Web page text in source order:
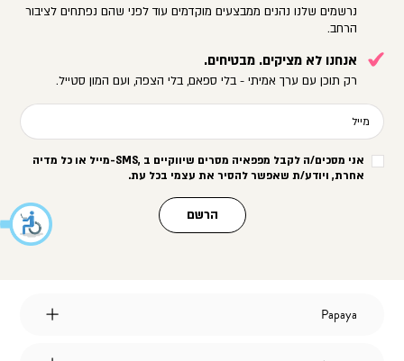
נרשמים שלנו נהנים ממבצעים מוקדמים עוד לפני שהם נפתחים לציבור
הרחב.
אנחנו לא מציקים. מבטיחים.
רק תוכן עם ערך אמיתי - בלי ספאם, בלי הצפה, ועם המון סטייל.
מייל
אני מסכים/ה לקבל מפפאיה מסרים שיווקיים ב -SMS,מייל או כל מדיה
אחרת, ויודע/ת שאפשר להסיר את עצמי בכל עת.
הרשם
Papaya
Papaya